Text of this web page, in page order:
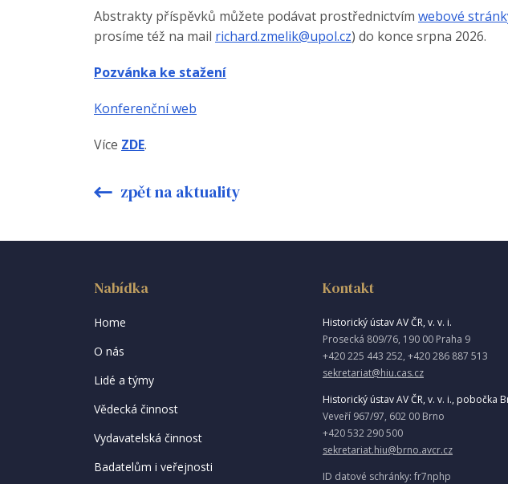
Abstrakty příspěvků můžete podávat prostřednictvím webové
prosíme též na mail richard.zmelik@upol.cz) do konce srpna 2026.
Pozvánka ke stažení
Konferenční web
Více ZDE.
zpět na aktuality
Nabídka
Home
O nás
Lidé a týmy
Vědecká činnost
Vydavatelská činnost
Badatelům i veřejnosti
Kontakt
Historický ústav AV ČR, v. v. i.
Prosecká 809/76, 190 00 Praha 9
+420 225 443 252, +420 286 887 513
sekretariat@hiu.cas.cz
Historický ústav AV ČR, v. v. i., pobočka
Veveří 967/97, 602 00 Brno
+420 532 290 500
sekretariat.hiu@brno.avcr.cz
ID datové schránky: fr7nphp